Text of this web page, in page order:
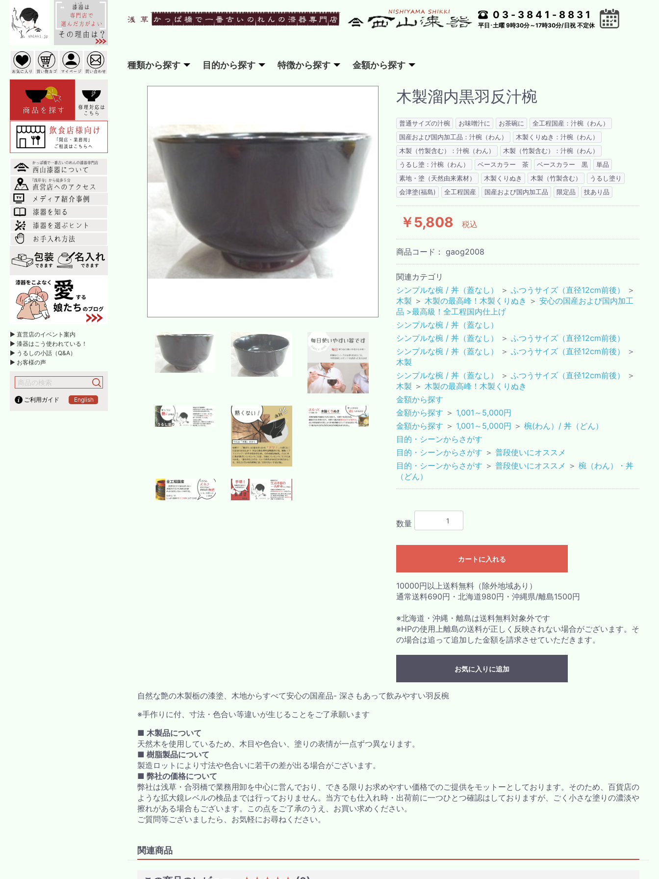
► 直営店のイベント案内
► 漆器はこう使われている！
► うるしの小話（Q&A）
► お客様の声
ご利用ガイド English
03-3841-8831
平日･土曜 9時30分～17時30分/日祝 不定休
種類から探す 目的から探す 特徴から探す 金額から探す
木製溜内黒羽反汁椀
普通サイズの汁椀 お味噌汁に お茶碗に
全工程国産：汁椀（わん）
国産および国内加工品：汁椀（わん）
木製くりぬき：汁椀（わん）
木製（竹製含む）：汁椀（わん）
木製（竹製含む）：汁椀（わん）
うるし塗：汁椀（わん）
ベースカラー 茶 ベースカラー 黒
単品
素地・塗（天然由来素材）
木製くりぬき 木製（竹製含む）
うるし塗り
会津塗(福島)
全工程国産 国産および国内加工品 限定品 技あり品
￥5,808 税込
商品コード： gaog2008
関連カテゴリ
シンプルな椀 / 丼（蓋なし）
＞ ふつうサイズ（直径12cm前後）
＞
木製 ＞ 木製の最高峰！木製くりぬき ＞ 安心の国産および国内加工
品 >最高級！全工程国内仕上げ
シンプルな椀 / 丼（蓋なし）
シンプルな椀 / 丼（蓋なし）
＞ ふつうサイズ（直径12cm前後）
シンプルな椀 / 丼（蓋なし）
＞ ふつうサイズ（直径12cm前後）
＞
木製
シンプルな椀 / 丼（蓋なし）
＞ ふつうサイズ（直径12cm前後）
＞
木製 ＞ 木製の最高峰！木製くりぬき
金額から探す
金額から探す ＞ 1,001～5,000円
金額から探す ＞ 1,001～5,000円 ＞ 椀(わん）/ 丼（どん）
目的・シーンからさがす
目的・シーンからさがす ＞ 普段使いにオススメ
目的・シーンからさがす ＞ 普段使いにオススメ ＞ 椀（わん）・丼
（どん）
数量
カートに入れる
10000円以上送料無料（除外地域あり）
通常送料690円・北海道980円・沖縄県/離島1500円
※北海道・沖縄・離島は送料無料対象外です
※HPの使用上離島の送料が正しく反映されない場合がございます。そ
の場合は追って追加した金額を請求させていただきます。
お気に入りに追加
自然な艶の木製栃の漆塗、木地からすべて安心の国産品- 深さもあって飲みやすい羽反椀
※手作りに付、寸法・色合い等違いが生じることをご了承願います
■ 木製品について
天然木を使用しているため、木目や色合い、塗りの表情が一点ずつ異なります。
■ 樹脂製品について
製造ロットにより寸法や色合いに若干の差が出る場合がございます。
■ 弊社の価格について
弊社は浅草・合羽橋で業務用卸を中心に営んでおり、できる限りお求めやすい価格でのご提供をモットーとしております。そのため、百貨店の
ような拡大鏡レベルの検品までは行っておりません。当方でも仕入れ時・出荷前に一つひとつ確認はしておりますが、ごく小さな塗りの濃淡や
擦れがある場合もございます。この点をご了承のうえ、お買い求めください。
ご質問等ございましたら、お気軽にお尋ねください。
関連商品